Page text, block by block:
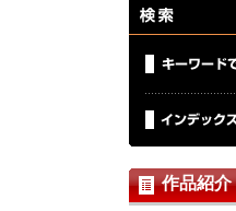
作品紹介